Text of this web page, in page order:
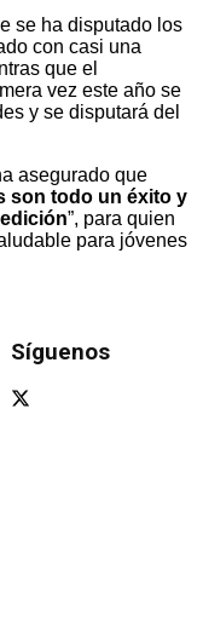
se ha disputado los
con casi una
que el
vez este año se
y se disputará del
asegurado que
son todo un éxito y
”, para quien
para jóvenes
Síguenos